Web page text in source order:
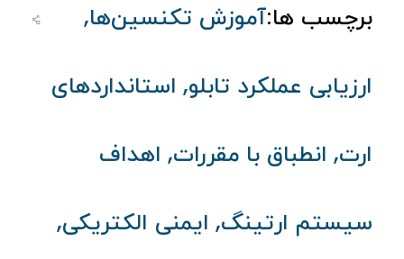
برچسب ها:آموزش تکنسین‌ها,
ارزیابی عملکرد تابلو, استانداردهای
ارت, انطباق با مقررات, اهداف
سیستم ارتینگ, ایمنی الکتریکی,